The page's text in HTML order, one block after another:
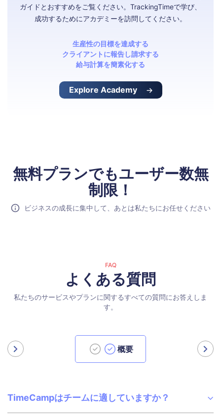
ガイドとおすすめをご覧ください。TrackingTimeで学び、
成功するためにアカデミーを訪問してください。
生産性の目標を達成する
クライアントに報告し請求する
給与計算を簡素化する
Explore Academy
無料プランでもユーザー数無
制限！
ビジネスの成長に集中して、あとは私たちにお任せください
FAQ
よくある質問
私たちのサービスやプランに関するすべての質問にお答えしま
す。
概要
TimeCampはチームに適していますか？